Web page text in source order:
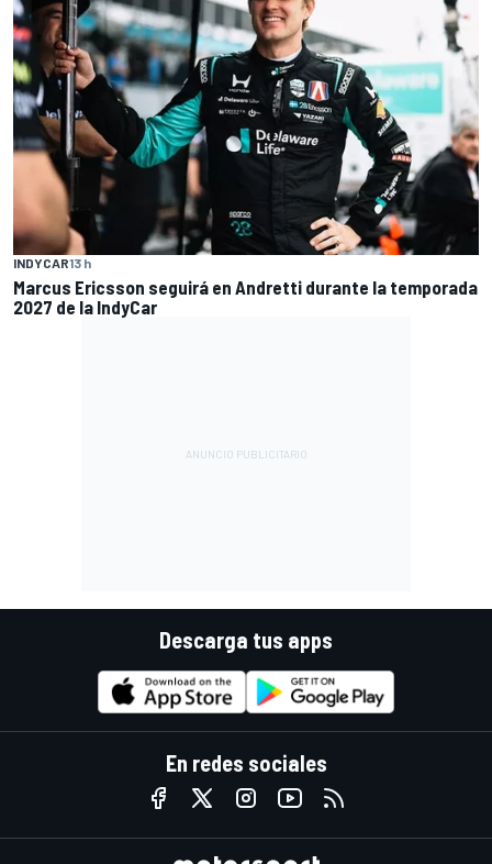
INDYCAR13 h
Marcus Ericsson seguirá en Andretti durante la temporada
2027 de la IndyCar
Descarga tus apps
En redes sociales